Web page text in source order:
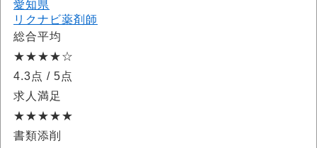
愛知県
リクナビ薬剤師
総合平均
★★★★☆
4.3点 / 5点
求人満足
★★★★★
書類添削